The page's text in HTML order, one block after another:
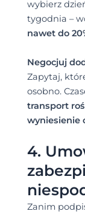
wybierz
tygodnia –
nawet do
Negocjuj
Zapytaj,
osobno.
transport
wyniesienie
4.
Zanim